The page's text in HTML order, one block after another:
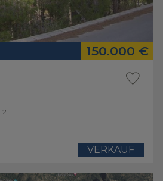
150.000 €
2
VERKAUF